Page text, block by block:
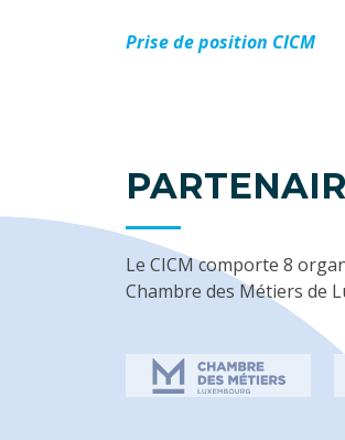
Prise de position CICM
Le CICM comporte 8
Chambre des Métiers de